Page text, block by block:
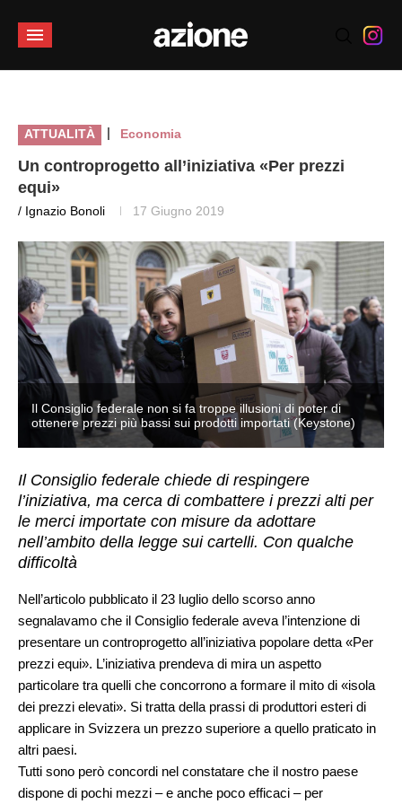
ATTUALITÀ | Economia
Un controprogetto all’iniziativa «Per prezzi
equi»
/ Ignazio Bonoli 17 Giugno 2019
Il Consiglio federale non si fa troppe illusioni di poter di
ottenere prezzi più bassi sui prodotti importati (Keystone)
Il Consiglio federale chiede di respingere
l’iniziativa, ma cerca di combattere i prezzi alti per
le merci importate con misure da adottare
nell’ambito della legge sui cartelli. Con qualche
difficoltà
Nell’articolo pubblicato il 23 luglio dello scorso anno
segnalavamo che il Consiglio federale aveva l’intenzione di
presentare un controprogetto all’iniziativa popolare detta «Per
prezzi equi». L’iniziativa prendeva di mira un aspetto
particolare tra quelli che concorrono a formare il mito di «isola
dei prezzi elevati». Si tratta della prassi di produttori esteri di
applicare in Svizzera un prezzo superiore a quello praticato in
altri paesi.
Tutti sono però concordi nel constatare che il nostro paese
dispone di pochi mezzi – e anche poco efficaci – per